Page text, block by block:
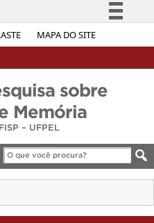
MAPA DO SITE
Simplifique!
Acesso à informação
Legislação
sobre
Memória
– UFPEL